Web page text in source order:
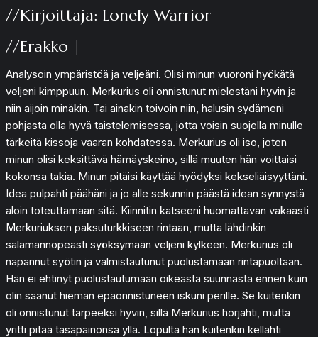
//Kirjoittaja: Lonely Warrior
//Erakko |
Analysoin ympäristöä ja veljeäni. Olisi minun vuoroni hyökätä
veljeni kimppuun. Merkurius oli onnistunut mielestäni hyvin ja
niin aijoin minäkin. Tai ainakin toivoin niin, halusin sydämeni
pohjasta olla hyvä taistelemisessa, jotta voisin suojella minulle
tärkeitä kissoja vaaran kohdatessa. Merkurius oli iso, joten
minun olisi keksittävä hämäyskeino, sillä muuten hän voittaisi
kokonsa takia. Minun pitäisi käyttää hyödyksi kekseliäisyyttäni.
Idea pulpahti päähäni ja jo alle sekunnin päästä idean synnystä
aloin toteuttamaan sitä. Kiinnitin katseeni huomattavan vakaasti
Merkuriuksen paksuturkkiseen rintaan, mutta lähdinkin
salamannopeasti syöksymään veljeni kylkeen. Merkurius oli
napannut syötin ja valmistautunut puolustamaan rintapuoltaan.
Hän ei ehtinyt puolustautumaan oikeasta suunnasta ennen kuin
olin saanut hieman epäonnistuneen iskuni perille. Se kuitenkin
oli onnistunut tarpeeksi hyvin, sillä Merkurius horjahti, mutta
yritti pitää tasapainonsa yllä. Lopulta hän kuitenkin kellahti